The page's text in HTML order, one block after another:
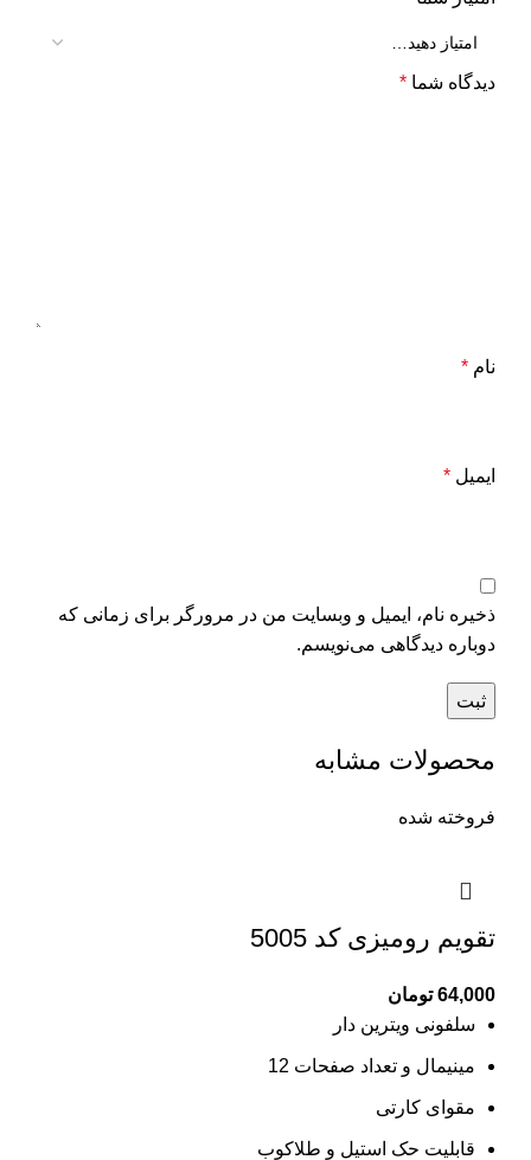
دیدگاه شما *
نام *
ایمیل *
ذخیره نام، ایمیل و وبسایت من در مرورگر برای زمانی که
دوباره دیدگاهی می‌نویسم.
محصولات مشابه
فروخته شده
تقویم رومیزی کد 5005
64,000 تومان
سلفونی ویترین دار
مینیمال و تعداد صفحات 12
مقوای کارتی
قابلیت حک استیل و طلاکوب